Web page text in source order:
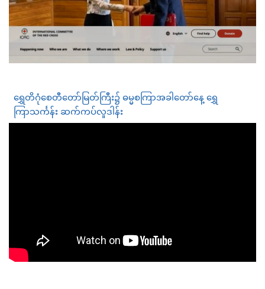
ရွှေတိဂုံစေတီတော်မြတ်ကြီး၌ ဓမ္မစကြာအခါတော်နေ့ ရွှေ
ကြာသင်္ကန်း ဆက်ကပ်လှုဒါန်း